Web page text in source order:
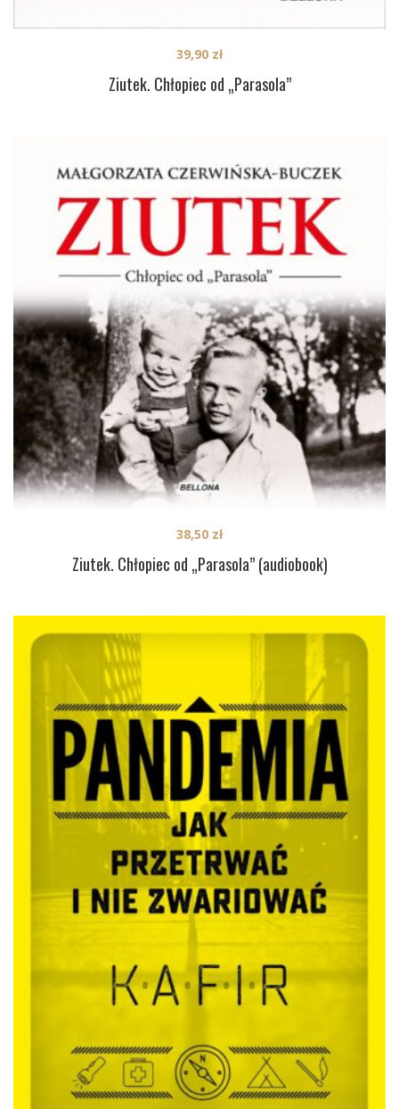
Ziutek. Chłopiec od „Parasola”
39,90 zł
Ziutek. Chłopiec od „Parasola” (audiobook)
38,50 zł